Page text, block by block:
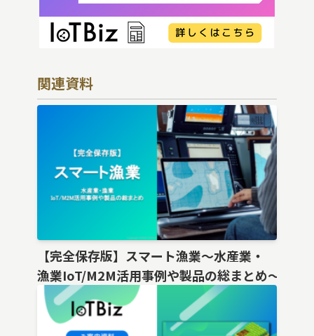
関連資料
【完全保存版】スマート漁業〜水産業・
漁業IoT/M2M活用事例や製品の総まとめ〜